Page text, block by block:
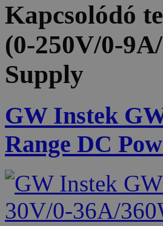
Kapcsolódó
(0-250V/0-
Supply
GW Instek
Range DC